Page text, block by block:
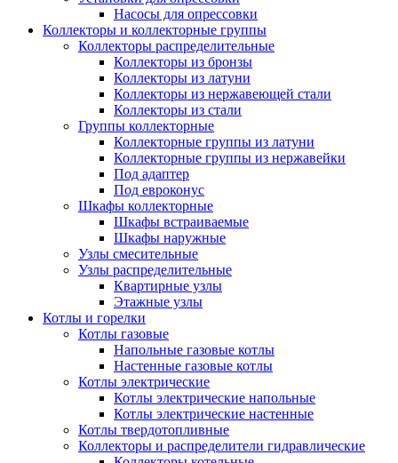
Насосы для опрессовки
Коллекторы и коллекторные группы
Коллекторы распределительные
Коллекторы из бронзы
Коллекторы из латуни
Коллекторы из нержавеющей стали
Коллекторы из стали
Группы коллекторные
Коллекторные группы из латуни
Коллекторные группы из нержавейки
Под адаптер
Под евроконус
Шкафы коллекторные
Шкафы встраиваемые
Шкафы наружные
Узлы смесительные
Узлы распределительные
Квартирные узлы
Этажные узлы
Котлы и горелки
Котлы газовые
Напольные газовые котлы
Настенные газовые котлы
Котлы электрические
Котлы электрические напольные
Котлы электрические настенные
Котлы твердотопливные
Коллекторы и распределители гидравлические